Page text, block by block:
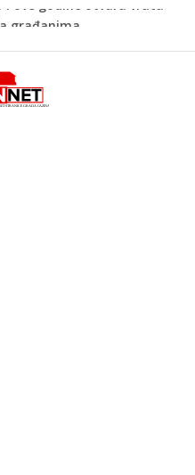
u Mostaru igra
na koncertu u Budvi
zamaha nogom: "Nisi bio